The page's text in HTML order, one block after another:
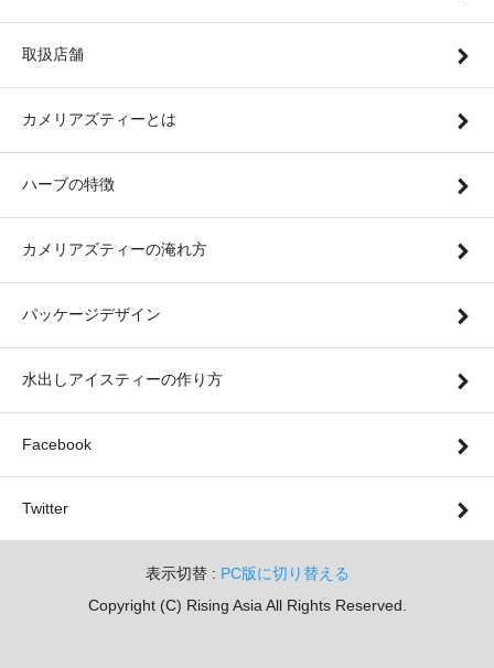
取扱店舗
カメリアズティーとは
ハーブの特徴
カメリアズティーの淹れ方
パッケージデザイン
水出しアイスティーの作り方
Facebook
Twitter
表示切替 : PC版に切り替える
Copyright (C) Rising Asia All Rights Reserved.